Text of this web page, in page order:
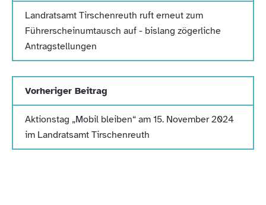
Landratsamt Tirschenreuth ruft erneut zum
Führerscheinumtausch auf - bislang zögerliche
Antragstellungen
Vorheriger Beitrag
Aktionstag „Mobil bleiben“ am 15. November 2024
im Landratsamt Tirschenreuth